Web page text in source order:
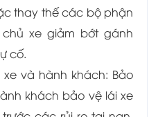
thay thế các bộ phận
xe giảm bớt gánh
cố.
và hành khách: Bảo
khách bảo vệ lái xe